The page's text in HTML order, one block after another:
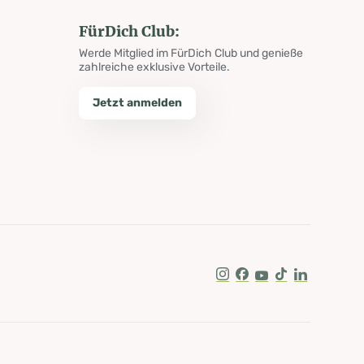
FürDich Club:
Werde Mitglied im FürDich Club und genieße
zahlreiche exklusive Vorteile.
Jetzt anmelden
Instagram
Facebook
Youtube
Tik TokLinkedIn